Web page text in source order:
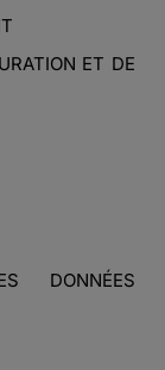
ET DE
DONNÉES